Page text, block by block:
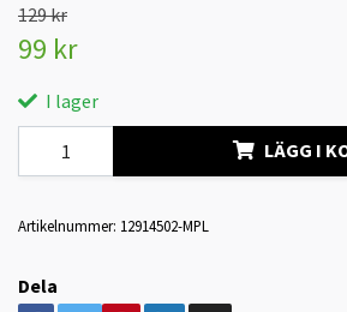
129 kr
99 kr
I lager
LÄGG I
Artikelnummer: 12914502-MPL
Dela